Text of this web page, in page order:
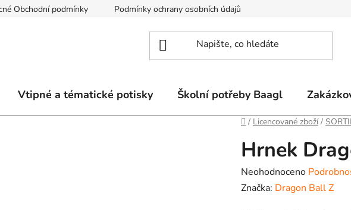
Obchodní podmínky Podmínky ochrany osobních údajů
Vtipné a tématické potisky Školní potřeby Baagl
Domů
/ Licencované zboží /
Hrnek
Průměrné
hodnocení
Neohodnoceno
Značka: Dragon Ball Z